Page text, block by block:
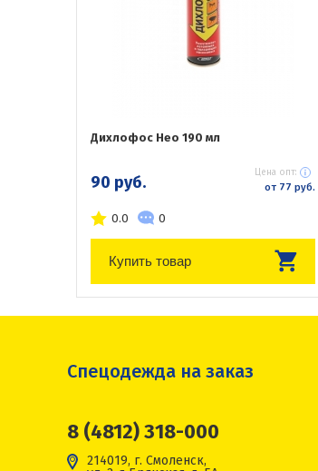
Дихлофос Нео 190 мл
90 руб. Цена опт:
от 77 руб.
0.0 0
Купить товар
Спецодежда на заказ
8 (4812) 318-000
214019, г. Смоленск,